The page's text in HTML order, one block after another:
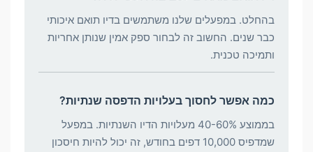
בהחלט. במפעלים שלנו משתמשים בדיו תואם איכותי
כבר שנים. החשוב זה לבחור ספק אמין שנותן אחריות
ותמיכה טכנית.
כמה אפשר לחסוך בעלויות הדפסה שנתיות?
בממוצע 40-60% מעלויות הדיו השנתיות. במפעל
שמדפיס 10,000 דפים בחודש, זה יכול להיות חיסכון